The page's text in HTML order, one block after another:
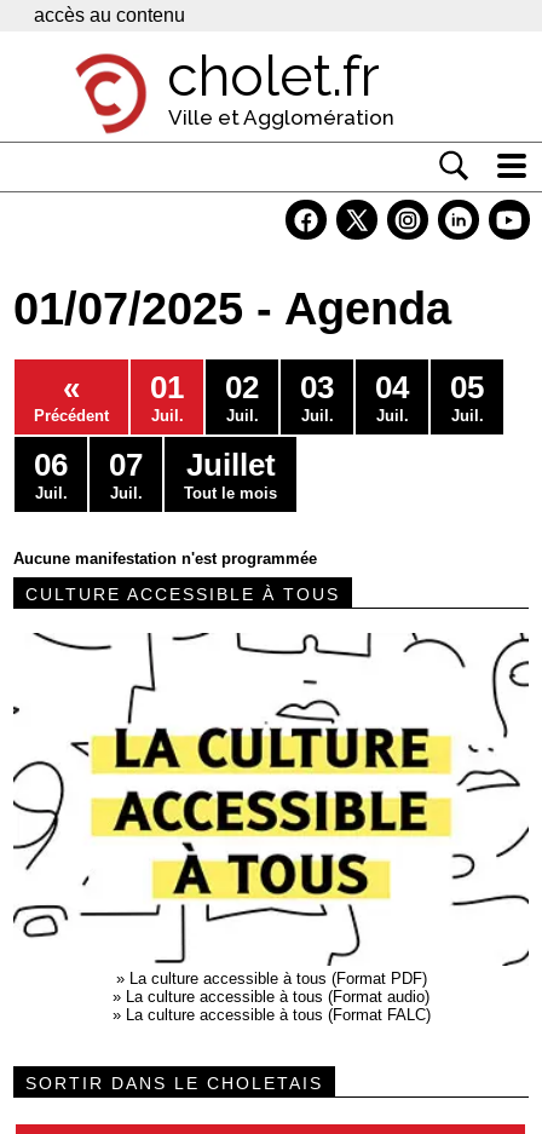
Panneau de gestion des cookies
accès au contenu
cholet.fr
Ville et Agglomération
Economie
Services
Contacts
01/07/2025 - Agenda
«
Précédent
01
Juil.
02
Juil.
03
Juil.
04
Juil.
05
Juil.
06
Juil.
07
Juil.
Juillet
Tout le mois
Aucune manifestation n'est programmée
CULTURE ACCESSIBLE À TOUS
»
La culture accessible à tous (Format PDF)
»
La culture accessible à tous (Format audio)
»
La culture accessible à tous (Format FALC)
SORTIR DANS LE CHOLETAIS